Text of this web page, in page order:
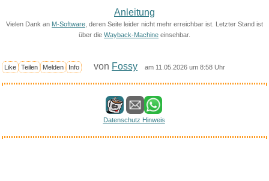
Anleitung
Vielen Dank an M-Software , deren Seite leider nicht mehr erreichbar ist. Letzter Stand ist
über die Wayback-Machine einsehbar.
Like Teilen Melden Info von Fossy am 11.05.2026 um 8:58 Uhr
Datenschutz Hinweis